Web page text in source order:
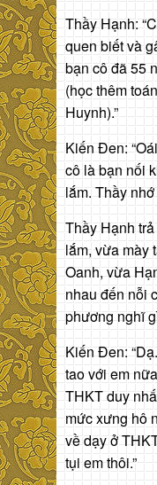
Thầy Hạnh:
quen biết và
bạn cô đã 55
(học thêm
Huynh).”
Kiến Đen:
cô là bạn nối
lắm. Thầy
Thầy Hạnh
lắm, vừa mày
Oanh, vừa
nhau đến nỗi
phương nghĩ
Kiến Đen:
tao với em
THKT duy
mức xưng hô
về dạy ở
tụi em thôi.”